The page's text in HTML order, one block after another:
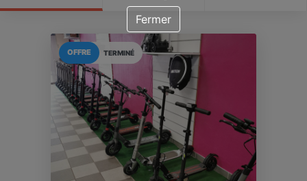
TERMINÉ
OFFRE
Fermer